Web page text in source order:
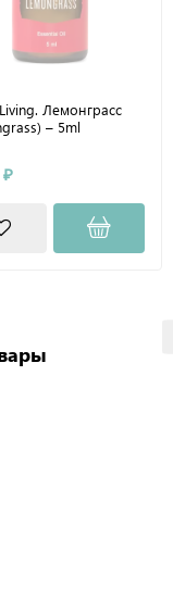
Лемонграсс
– 5ml
₽